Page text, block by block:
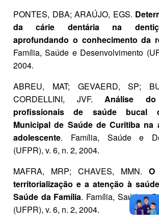
PONTES, DBA; ARAÚJO, EGS.
da cárie dentária na
aprofundando o conhecimento da
Família, Saúde e Desenvolvimento
2004.
ABREU, MAT; GEVAERD, SP;
CORDELLINI, JVF. Análise
profissionais de saúde bucal
Municipal de Saúde de Curitiba na
adolescente. Família, Saúde e
(UFPR), v. 6, n. 2, 2004.
MAFRA, MRP; CHAVES, MMN. O
territorialização e a atenção à
Saúde da Família. Família, Saúde e
(UFPR), v. 6, n. 2, 2004.